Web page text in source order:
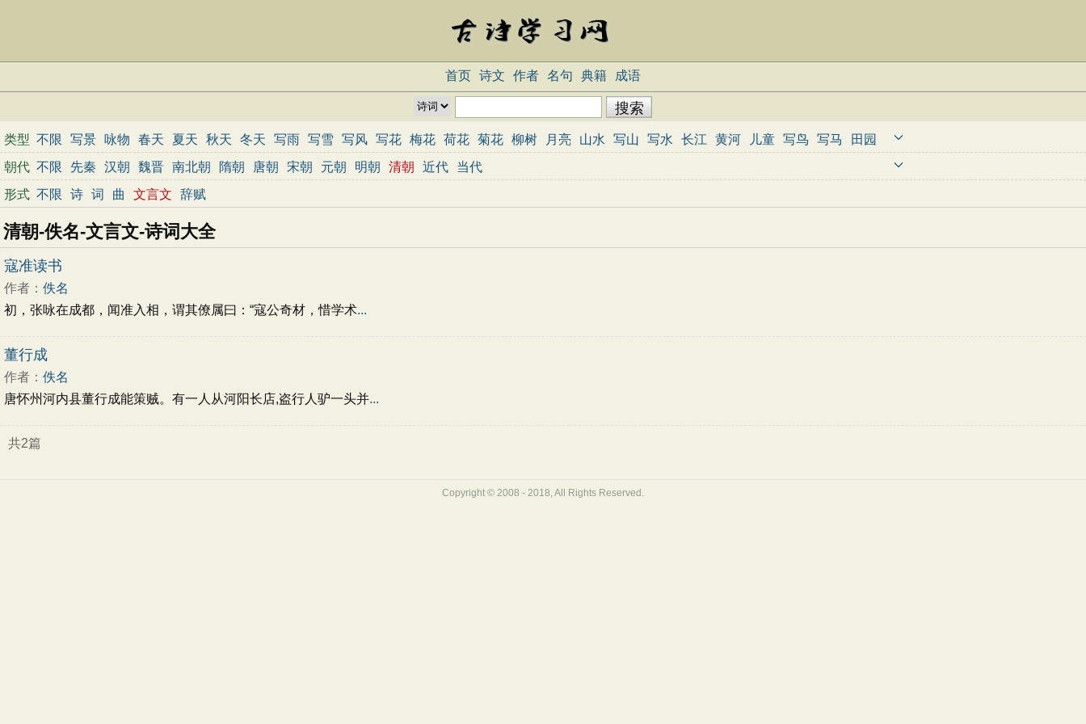
首页 诗文 作者 名句 典籍 成语
类型 不限 写景 咏物 春天 夏天 秋天 冬天 写雨 写雪 写风 写花 梅花 荷花 菊花 柳树 月亮 山水 写山 写水 长江 黄河 儿童 写鸟 写马
田园
边塞
地名 抒情 爱国 离别 送别 思乡 思念 爱情 励志 哲理 闺怨 悼亡 写人
春节 元宵节 寒食节 清明节 端午节 七夕节 中秋节 重阳节 忧国忧民 咏史怀古 宋词精选 小学古诗 初中古诗 高中古诗 古文观止
辞赋精选
小学文言文 初中文言文 高中文言文 古诗十九首 唐诗三百首 古诗三百首 宋词三百首
朝代 不限 先秦 汉朝 魏晋 南北朝 隋朝 唐朝 宋朝 元朝 明朝 清朝 近代
当代
形式 不限 诗 词 曲 文言文 辞赋
清朝-佚名-文言文-诗词大全
寇准读书
作者： 佚名
初，张咏在成都，闻准入相，谓其僚属曰：“寇公奇材，惜学术...
董行成
作者： 佚名
唐怀州河内县董行成能策贼。有一人从河阳长店,盗行人驴一头并...
共2篇
Copyright © 2008 - 2018, All Rights Reserved.